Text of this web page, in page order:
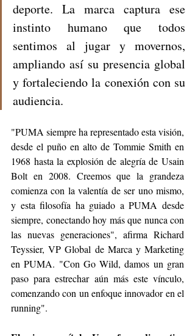
deporte. La marca captura ese
instinto humano que todos
sentimos al jugar y movernos,
ampliando así su presencia global
y fortaleciendo la conexión con su
audiencia.
"PUMA siempre ha representado esta visión,
desde el puño en alto de Tommie Smith en
1968 hasta la explosión de alegría de Usain
Bolt en 2008. Creemos que la grandeza
comienza con la valentía de ser uno mismo,
y esta filosofía ha guiado a PUMA desde
siempre, conectando hoy más que nunca con
las nuevas generaciones", afirma Richard
Teyssier, VP Global de Marca y Marketing
en PUMA. "Con Go Wild, damos un gran
paso para estrechar aún más este vínculo,
comenzando con un enfoque innovador en el
running".